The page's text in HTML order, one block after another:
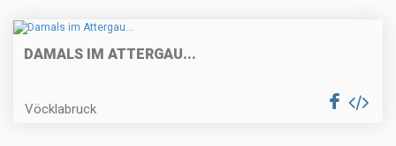
DAMALS IM ATTERGAU...
Vöcklabruck